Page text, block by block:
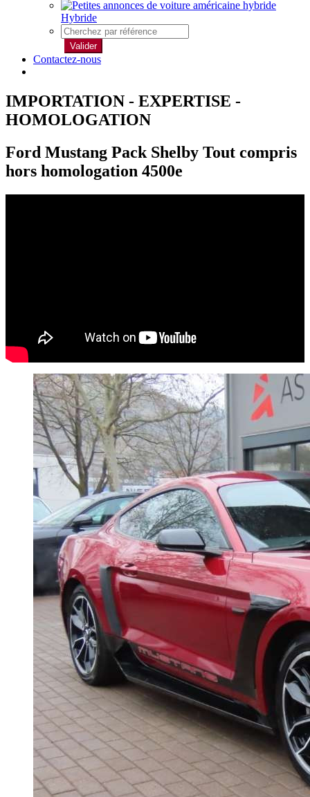
Hybride
Valider
Contactez-nous
IMPORTATION - EXPERTISE -
HOMOLOGATION
Ford Mustang Pack Shelby Tout compris
hors homologation 4500e